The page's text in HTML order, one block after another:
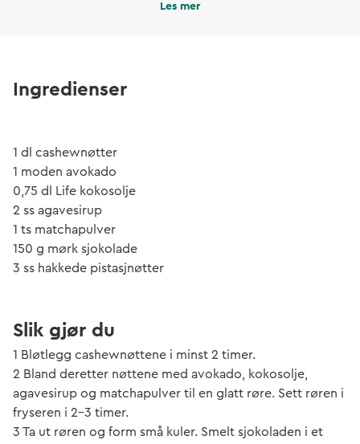
Les mer
Ingredienser
1 dl cashewnøtter
1 moden avokado
0,75 dl Life kokosolje
2 ss agavesirup
1 ts matchapulver
150 g mørk sjokolade
3 ss hakkede pistasjnøtter
Slik gjør du
1 Bløtlegg cashewnøttene i minst 2 timer.
2 Bland deretter nøttene med avokado, kokosolje,
agavesirup og matchapulver til en glatt røre. Sett røren i
fryseren i 2-3 timer.
3 Ta ut røren og form små kuler. Smelt sjokoladen i et